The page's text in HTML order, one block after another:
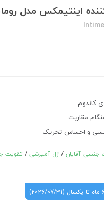
اینتیمکس مدل
کاندوم
مقاربت
و احساس تحریک
جنسی آقایان/ژل آمیزشی/ تقویت